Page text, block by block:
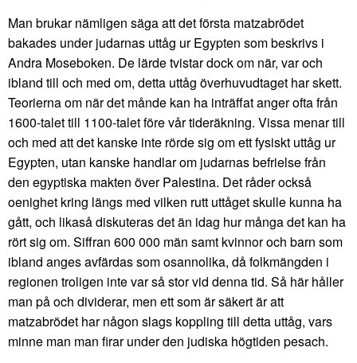
Man brukar nämligen säga att det första matzabrödet
bakades under judarnas uttåg ur Egypten som beskrivs i
Andra Moseboken. De lärde tvistar dock om när, var och
ibland till och med om, detta uttåg överhuvudtaget har skett.
Teorierna om när det månde kan ha inträffat anger ofta från
1600-talet till 1100-talet före vår tideräkning. Vissa menar till
och med att det kanske inte rörde sig om ett fysiskt uttåg ur
Egypten, utan kanske handlar om judarnas befrielse från
den egyptiska makten över Palestina. Det råder också
oenighet kring längs med vilken rutt uttåget skulle kunna ha
gått, och likaså diskuteras det än idag hur många det kan ha
rört sig om. Siffran 600 000 män samt kvinnor och barn som
ibland anges avfärdas som osannolika, då folkmängden i
regionen troligen inte var så stor vid denna tid. Så här håller
man på och dividerar, men ett som är säkert är att
matzabrödet har någon slags koppling till detta uttåg, vars
minne man man firar under den judiska högtiden pesach.